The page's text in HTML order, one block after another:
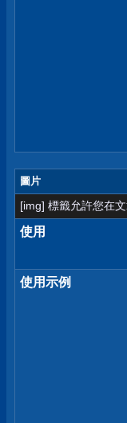
圖片
[img] 標籤允許您在
使用
使用示例